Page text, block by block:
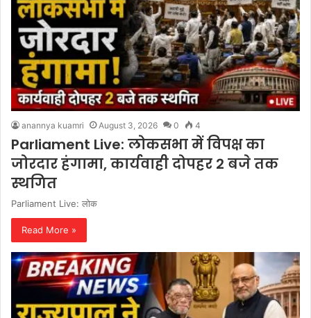
anannya kuamri August 3, 2026 0 4
Parliament Live: लोकसभा में विपक्ष का
जोरदार हंगामा, कार्यवाही दोपहर 2 बजे तक
स्थगित
Parliament Live: लोक
Read More »